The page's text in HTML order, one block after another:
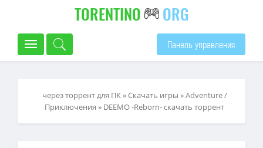
TORENTINO ORG
Панель управления
через торрент для ПК»Скачать игры »Adventure /
Приключения » DEEMO -Reborn- скачать торрент